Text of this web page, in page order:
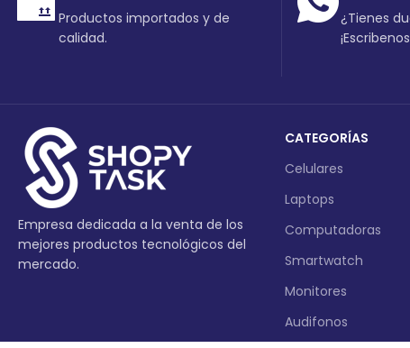
Productos importados y de
calidad.
¿Tienes
Empresa dedicada a la venta de los
mejores productos tecnológicos del
mercado.
CATEGORÍAS
Celulares
Laptops
Computadoras
Smartwatch
Monitores
Audifonos